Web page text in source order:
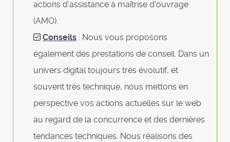
actions d’assistance à maîtrise d'ouvrage
(AMO).
Conseils : Nous vous proposons
également des prestations de conseil. Dans un
univers digital toujours très évolutif, et
souvent très technique, nous mettons en
perspective vos actions actuelles sur le web
au regard de la concurrence et des dernières
tendances techniques. Nous réalisons des